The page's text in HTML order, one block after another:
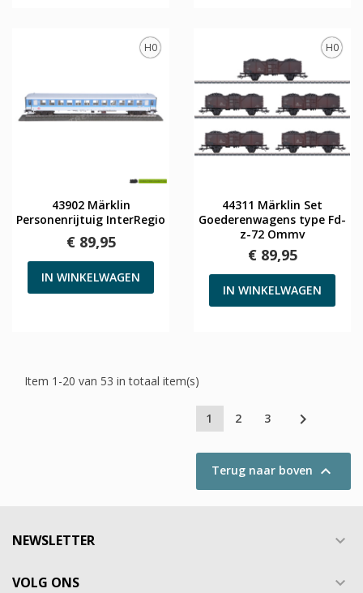
H0
43902 Märklin
Personenrijtuig InterRegio
€ 89,95
IN WINKELWAGEN
H0
44311 Märklin Set
Goederenwagens type Fd-
z-72 Ommv
€ 89,95
IN WINKELWAGEN
Item 1-20 van 53 in totaal item(s)
1 2 3 
Terug naar boven 
NEWSLETTER 
VOLG ONS 